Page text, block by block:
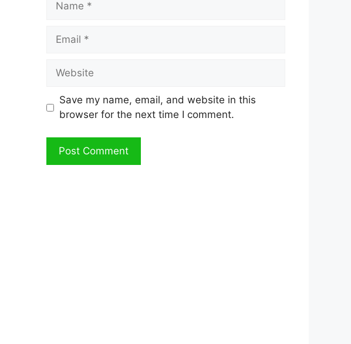
Email
Website
Save my name, email, and website in this
browser for the next time I comment.